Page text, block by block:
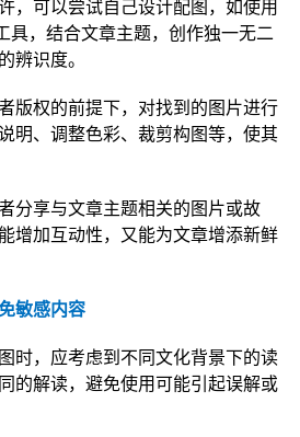
，可以尝试自己设计配图，如使用
具，结合文章主题，创作独一无二
辨识度。
版权的前提下，对找到的图片进行
明、调整色彩、裁剪构图等，使其
分享与文章主题相关的图片或故
增加互动性，又能为文章增添新鲜
敏感内容
时，应考虑到不同文化背景下的读
的解读，避免使用可能引起误解或